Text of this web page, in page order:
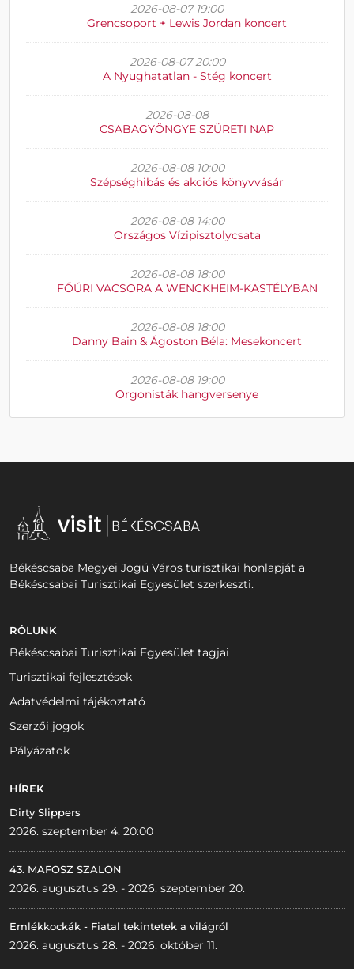
2026-08-07 19:00
Grencsoport + Lewis Jordan koncert
2026-08-07 20:00
A Nyughatatlan - Stég koncert
2026-08-08
CSABAGYÖNGYE SZÜRETI NAP
2026-08-08 10:00
Szépséghibás és akciós könyvvásár
2026-08-08 14:00
Országos Vízipisztolycsata
2026-08-08 18:00
FŐÚRI VACSORA A WENCKHEIM-KASTÉLYBAN
2026-08-08 18:00
Danny Bain & Ágoston Béla: Mesekoncert
2026-08-08 19:00
Orgonisták hangversenye
Békéscsaba Megyei Jogú Város turisztikai honlapját a
Békéscsabai Turisztikai Egyesület szerkeszti.
RÓLUNK
Békéscsabai Turisztikai Egyesület tagjai
Turisztikai fejlesztések
Adatvédelmi tájékoztató
Szerzői jogok
Pályázatok
HÍREK
Dirty Slippers
2026. szeptember 4. 20:00
43. MAFOSZ SZALON
2026. augusztus 29. - 2026. szeptember 20.
Emlékkockák - Fiatal tekintetek a világról
2026. augusztus 28. - 2026. október 11.